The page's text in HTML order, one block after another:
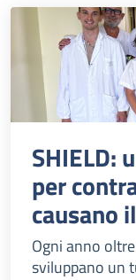
SHIELD:
per
causano
Ogni anno
sviluppano un